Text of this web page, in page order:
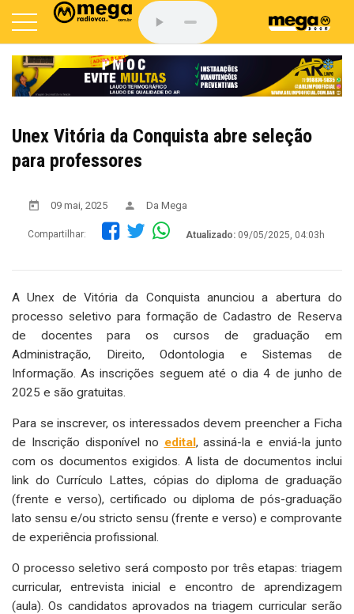
Unex Vitória da Conquista abre seleção
para professores
09 mai, 2025 Da Mega
Compartilhar: Atualizado: 09/05/2025, 04:03h
A Unex de Vitória da Conquista anunciou a abertura do
processo seletivo para formação de Cadastro de Reserva
de docentes para os cursos de graduação em
Administração, Direito, Odontologia e Sistemas de
Informação. As inscrições seguem até o dia 4 de junho de
2025 e são gratuitas.
Para se inscrever, os interessados devem preencher a Ficha
de Inscrição disponível no edital, assiná-la e enviá-la junto
com os documentos exigidos. A lista de documentos inclui
link do Currículo Lattes, cópias do diploma de graduação
(frente e verso), certificado ou diploma de pós-graduação
lato sensu e/ou stricto sensu (frente e verso) e comprovante
de experiência profissional.
O processo seletivo será composto por três etapas: triagem
curricular, entrevista inicial e encontro de aprendizagem
(aula). Os candidatos aprovados na triagem curricular serão